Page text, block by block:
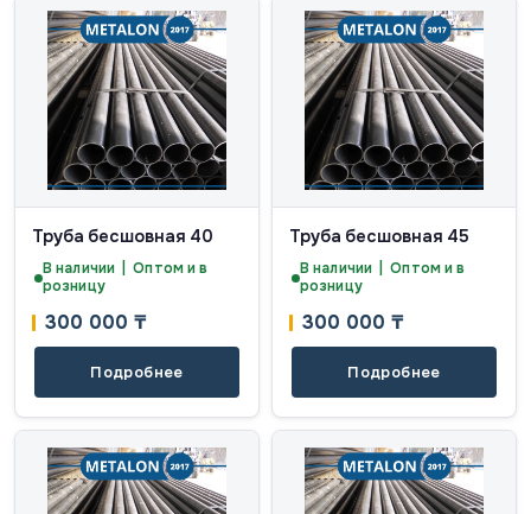
Труба бесшовная 40
В наличии | Оптом и в
розницу
300 000 ₸
Подробнее
Труба бесшовная 45
В наличии | Оптом и в
розницу
300 000 ₸
Подробнее